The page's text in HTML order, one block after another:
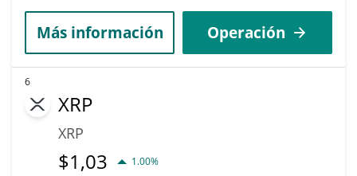
Más información Operación
6
XRP
XRP
$1,03 1.00%